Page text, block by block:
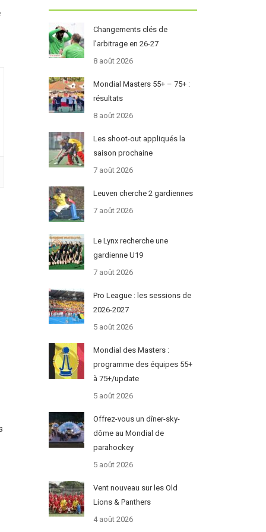
Changements clés de
l’arbitrage en 26-27
8 août 2026
Mondial Masters 55+ – 75+ :
résultats
8 août 2026
Les shoot-out appliqués la
saison prochaine
7 août 2026
Leuven cherche 2 gardiennes
7 août 2026
Le Lynx recherche une
gardienne U19
7 août 2026
Pro League : les sessions de
2026-2027
5 août 2026
Mondial des Masters :
programme des équipes 55+
à 75+/update
5 août 2026
Offrez-vous un dîner-sky-
dôme au Mondial de
parahockey
5 août 2026
Vent nouveau sur les Old
Lions & Panthers
4 août 2026